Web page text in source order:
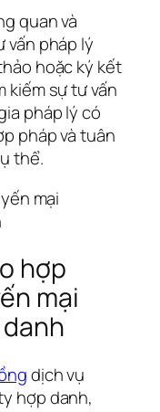
quan và
vấn pháp lý
hoặc ký kết
kiếm sự tư vấn
pháp lý có
pháp và tuân
thể.
hợp
mại
dịch vụ
hợp danh,